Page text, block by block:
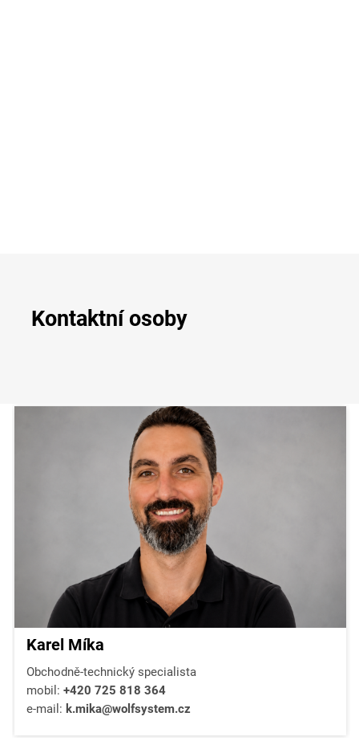
Kontaktní osoby
Karel Míka
Obchodně-technický specialista
mobil: +420 725 818 364
e-mail: k.mika@wolfsystem.cz